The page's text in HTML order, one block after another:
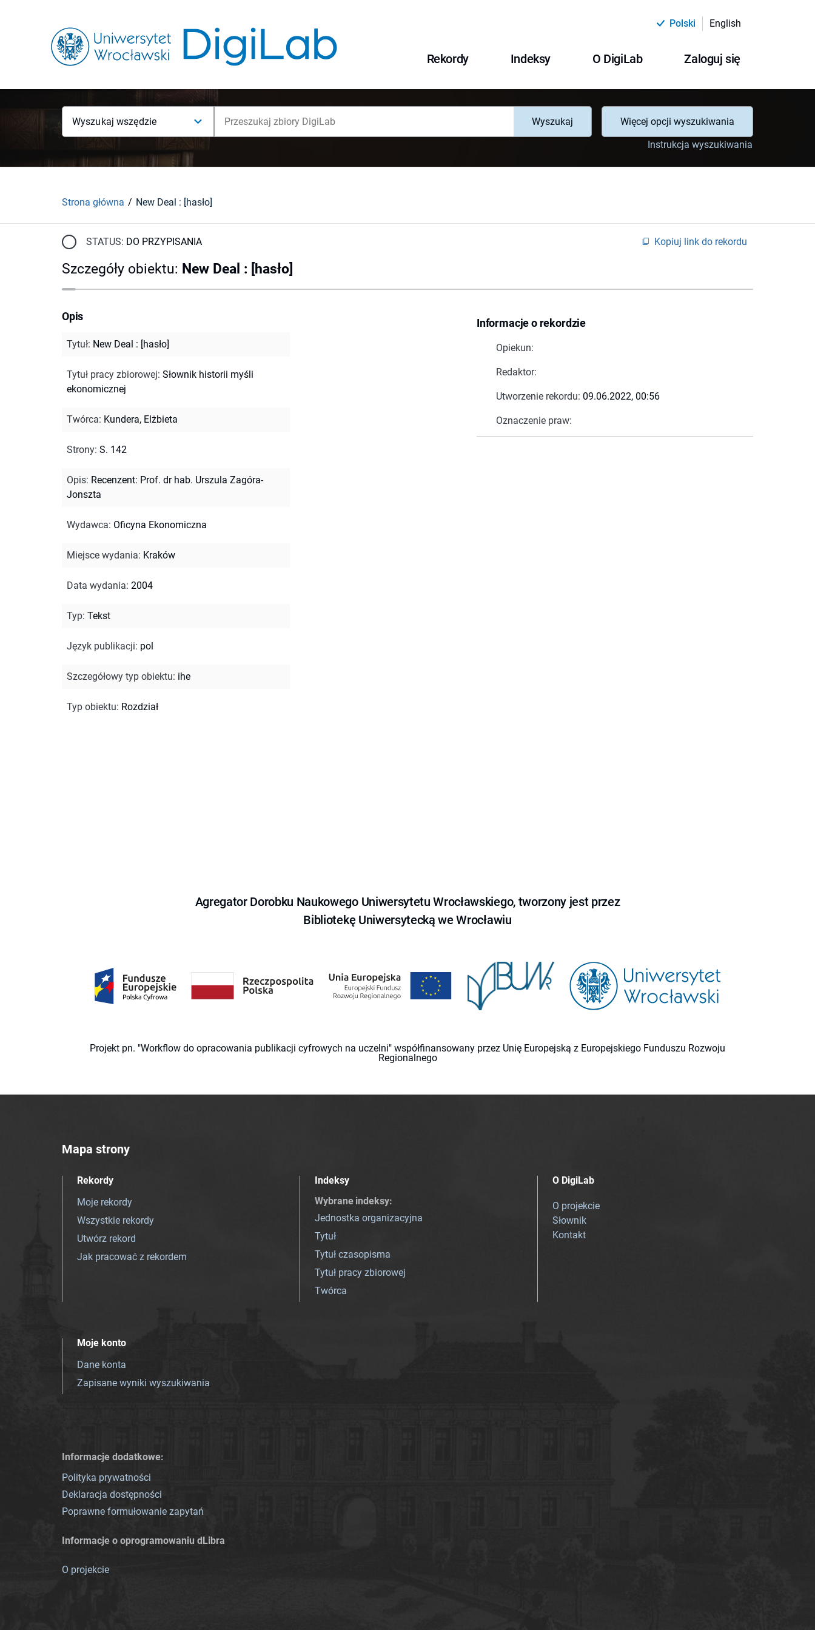
Polski English
Rekordy Indeksy O DigiLab Zaloguj się
Wyszukaj wszędzie Wyszukaj
Więcej opcji wyszukiwania
Instrukcja wyszukiwania
Strona główna New Deal : [hasło]
STATUS: DO PRZYPISANIA Kopiuj link do rekordu
Szczegóły obiektu: New Deal : [hasło]
Informacje o rekordzie
Opiekun:
Redaktor:
Utworzenie rekordu: 09.06.2022, 00:56
Oznaczenie praw:
Opis
Tytuł: New Deal : [hasło]
Tytuł pracy zbiorowej: Słownik historii myśli
ekonomicznej
Twórca: Kundera, Elżbieta
Strony: S. 142
Opis: Recenzent: Prof. dr hab. Urszula Zagóra-
Jonszta
Wydawca: Oficyna Ekonomiczna
Miejsce wydania: Kraków
Data wydania: 2004
Typ: Tekst
Język publikacji: pol
Szczegółowy typ obiektu: ihe
Typ obiektu: Rozdział
Agregator Dorobku Naukowego Uniwersytetu Wrocławskiego, tworzony jest przez
Bibliotekę Uniwersytecką we Wrocławiu
Projekt pn. "Workflow do opracowania publikacji cyfrowych na uczelni" współfinansowany przez Unię Europejską z Europejskiego Funduszu Rozwoju
Regionalnego
Mapa strony
Rekordy
Moje rekordy
Wszystkie rekordy
Utwórz rekord
Jak pracować z rekordem
Indeksy
Wybrane indeksy:
Jednostka organizacyjna
Tytuł
Tytuł czasopisma
Tytuł pracy zbiorowej
Twórca
O DigiLab
O projekcie
Słownik
Kontakt
Moje konto
Dane konta
Zapisane wyniki wyszukiwania
Informacje dodatkowe:
Polityka prywatności
Deklaracja dostępności
Poprawne formułowanie zapytań
Informacje o oprogramowaniu dLibra
O projekcie